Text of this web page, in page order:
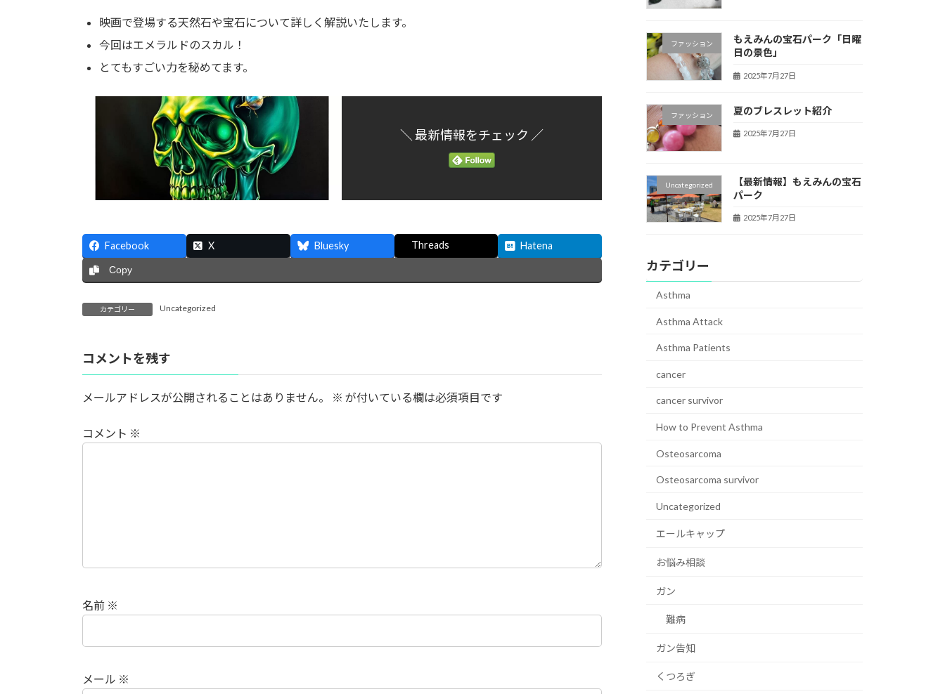
映画で登場する天然石や宝石について詳しく解説いたします。
今回はエメラルドのスカル！
とてもすごい力を秘めてます。
＼ 最新情報をチェック ／
Facebook X Bluesky Threads Hatena
Copy
カテゴリー Uncategorized
コメントを残す
メールアドレスが公開されることはありません。 ※ が付いている欄は必須項目です
コメント ※
名前 ※
メール ※
ファッション
もえみんの宝石パーク「日曜
日の景色」
2025年7月27日
ファッション 夏のブレスレット紹介
2025年7月27日
Uncategorized
【最新情報】もえみんの宝石
パーク
2025年7月27日
カテゴリー
Asthma
Asthma Attack
Asthma Patients
cancer
cancer survivor
How to Prevent Asthma
Osteosarcoma
Osteosarcoma survivor
Uncategorized
エールキャップ
お悩み相談
ガン
難病
ガン告知
くつろぎ